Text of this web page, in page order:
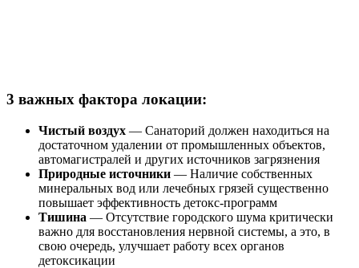
3 важных фактора локации:
Чистый воздух — Санаторий должен находиться на
достаточном удалении от промышленных объектов,
автомагистралей и других источников загрязнения
Природные источники — Наличие собственных
минеральных вод или лечебных грязей существенно
повышает эффективность детокс-программ
Тишина — Отсутствие городского шума критически
важно для восстановления нервной системы, а это, в
свою очередь, улучшает работу всех органов
детоксикации